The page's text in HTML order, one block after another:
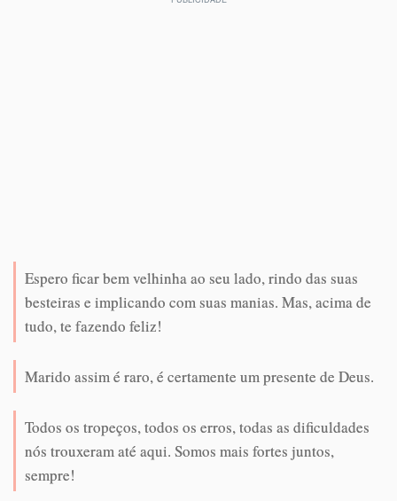
Espero ficar bem velhinha ao seu lado, rindo das suas
besteiras e implicando com suas manias. Mas, acima de
tudo, te fazendo feliz!
Marido assim é raro, é certamente um presente de Deus.
Todos os tropeços, todos os erros, todas as dificuldades
nós trouxeram até aqui. Somos mais fortes juntos,
sempre!